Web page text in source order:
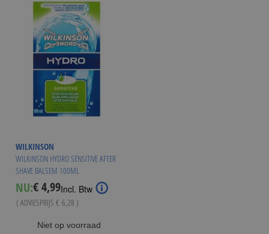
WILKINSON
WILKINSON HYDRO SENSITIVE AFTER
SHAVE BALSEM 100ML
NU:Special
Price
€ 4,99Incl. Btw
( ADVIESPRIJS € 6,28 )
Niet op voorraad